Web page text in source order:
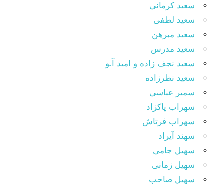
سعید کرمانی
سعید لطفی
سعید مبرهن
سعید مدرس
سعید نجف زاده و امید آلو
سعید نظرزاده
سمیر عباسی
سهراب پاکزاد
سهراب فرتاش
سهند آیراد
سهیل جامی
سهیل زمانی
سهیل صاحب